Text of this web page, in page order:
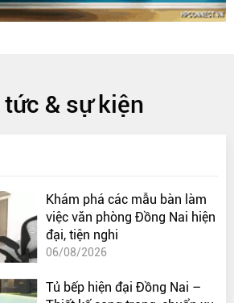
& sự kiện
Khám phá các mẫu bàn làm
việc văn phòng Đồng Nai hiện
đại, tiện nghi
06/08/2026
Tủ bếp hiện đại Đồng Nai –